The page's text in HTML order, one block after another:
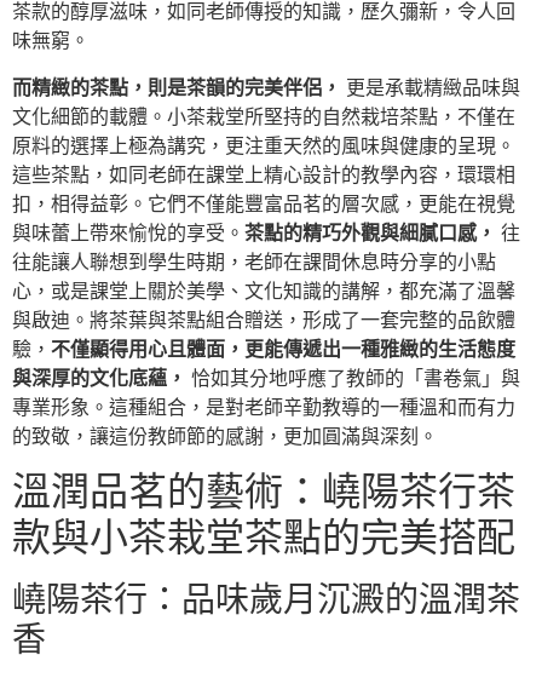
茶款的醇厚滋味，如同老師傳授的知識，歷久彌新，令人回
味無窮。
而精緻的茶點，則是茶韻的完美伴侶，
更是承載精緻品味與
文化細節的載體。小茶栽堂所堅持的自然栽培茶點，不僅在
原料的選擇上極為講究，更注重天然的風味與健康的呈現。
這些茶點，如同老師在課堂上精心設計的教學內容，環環相
扣，相得益彰。它們不僅能豐富品茗的層次感，更能在視覺
與味蕾上帶來愉悅的享受。 茶點的精巧外觀與細膩口感， 往
往能讓人聯想到學生時期，老師在課間休息時分享的小點
心，或是課堂上關於美學、文化知識的講解，都充滿了溫馨
與啟迪。將茶葉與茶點組合贈送，形成了一套完整的品飲體
驗， 不僅顯得用心且體面，更能傳遞出一種雅緻的生活態度
與深厚的文化底蘊， 恰如其分地呼應了教師的「書卷氣」與
專業形象。這種組合，是對老師辛勤教導的一種溫和而有力
的致敬，讓這份教師節的感謝，更加圓滿與深刻。
溫潤品茗的藝術：嶢陽茶行茶
款與小茶栽堂茶點的完美搭配
嶢陽茶行：品味歲月沉澱的溫潤茶
香